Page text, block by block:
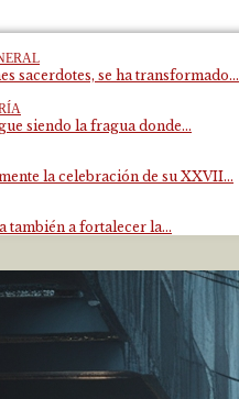
sacerdotes, se ha transformado...
siendo la fragua donde...
la celebración de su XXVII...
también a fortalecer la...